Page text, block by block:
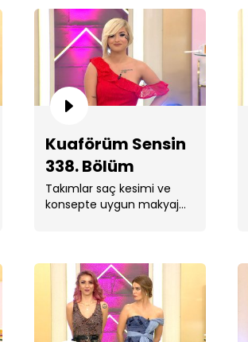
Kuaförüm Sensin
338. Bölüm
Takımlar saç kesimi ve
konsepte uygun makyaj